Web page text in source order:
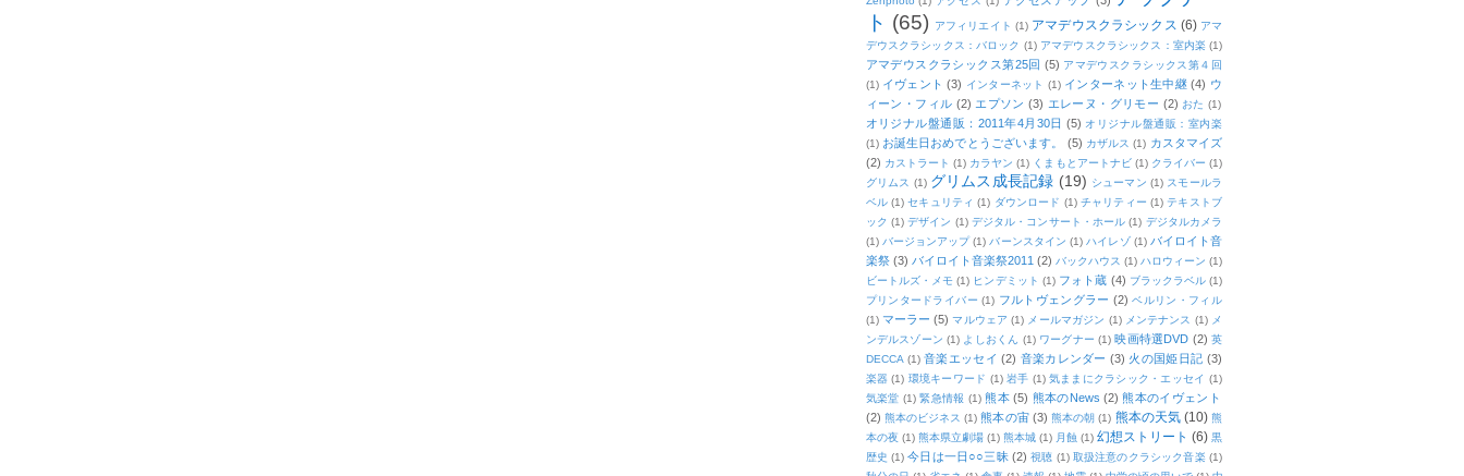
ト (65) アフィリエイト (1) アマデウスクラシックス (6) アマ
デウスクラシックス：バロック (1) アマデウスクラシックス：室内楽 (1)
アマデウスクラシックス第25回 (5) アマデウスクラシックス第４回
(1) イヴェント (3) インターネット (1) インターネット生中継 (4) ウ
ィーン・フィル (2) エプソン (3) エレーヌ・グリモー (2) おた (1)
オリジナル盤通販：2011年4月30日 (5) オリジナル盤通販：室内楽
(1) お誕生日おめでとうございます。 (5) カザルス (1) カスタマイズ
(2) カストラート (1) カラヤン (1) くまもとアートナビ (1) クライバー (1)
グリムス (1) グリムス成長記録 (19) シューマン (1) スモールラ
ベル (1) セキュリティ (1) ダウンロード (1) チャリティー (1) テキストブ
ック (1) デザイン (1) デジタル・コンサート・ホール (1) デジタルカメラ
(1) バージョンアップ (1) バーンスタイン (1) ハイレゾ (1) バイロイト音
楽祭 (3) バイロイト音楽祭2011 (2) バックハウス (1) ハロウィーン (1)
ビートルズ・メモ (1) ヒンデミット (1) フォト蔵 (4) ブラックラベル (1)
プリンタードライバー (1) フルトヴェングラー (2) ベルリン・フィル
(1) マーラー (5) マルウェア (1) メールマガジン (1) メンテナンス (1) メ
ンデルスゾーン (1) よしおくん (1) ワーグナー (1) 映画特選DVD (2) 英
DECCA (1) 音楽エッセイ (2) 音楽カレンダー (3) 火の国姫日記 (3)
楽器 (1) 環境キーワード (1) 岩手 (1) 気ままにクラシック・エッセイ (1)
気楽堂 (1) 緊急情報 (1) 熊本 (5) 熊本のNews (2) 熊本のイヴェント
(2) 熊本のビジネス (1) 熊本の宙 (3) 熊本の朝 (1) 熊本の天気 (10) 熊
本の夜 (1) 熊本県立劇場 (1) 熊本城 (1) 月蝕 (1) 幻想ストリート (6) 黒
歴史 (1) 今日は一日○○三昧 (2) 視聴 (1) 取扱注意のクラシック音楽 (1)